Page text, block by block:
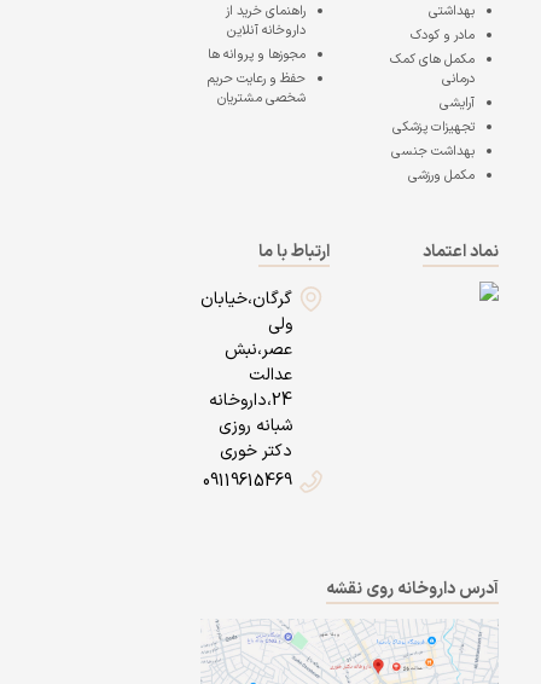
بهداشتی
مادر و کودک
مکمل های کمک
درمانی
آرایشی
تجهیزات پزشکی
بهداشت جنسی
مکمل ورزشی
راهنمای خرید از
داروخانه آنلاین
مجوزها و پروانه ها
حفظ و رعایت حریم
شخصی مشتریان
نماد اعتماد
ارتباط با ما
گرگان،خیابان
ولی
عصر،نبش
عدالت
24،داروخانه
شبانه روزی
دکتر خوری
09119615469
آدرس داروخانه روی نقشه